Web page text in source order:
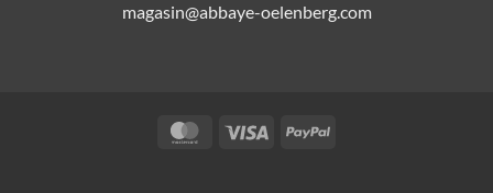
magasin@abbaye-oelenberg.com
MasterCardVisa PayPal